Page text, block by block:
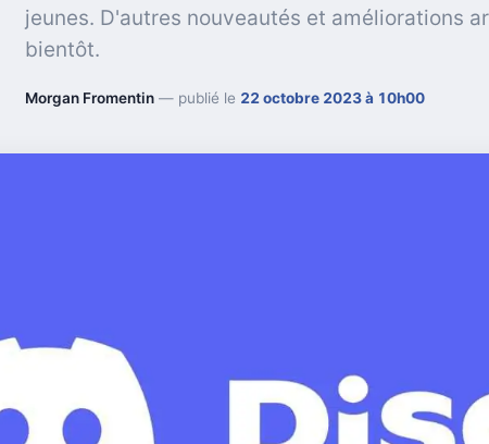
jeunes. D'autres nouveautés et améliorations
bientôt.
Morgan Fromentin — publié le 22 octobre 2023 à 10h00